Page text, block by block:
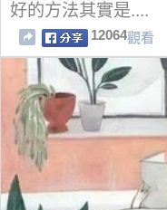
好的方法其實是....
12064觀看